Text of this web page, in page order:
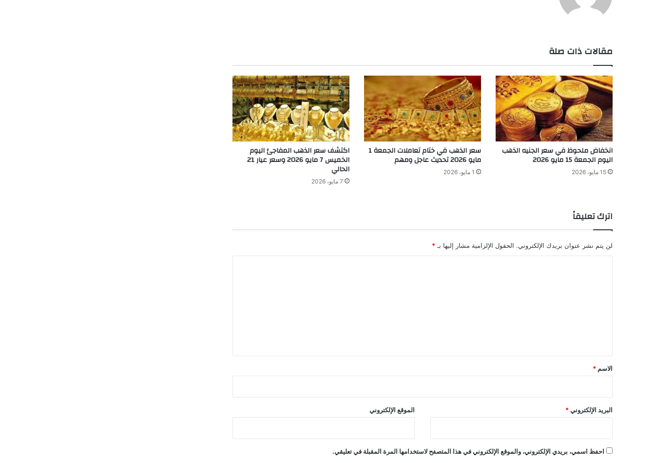
مقالات ذات صلة
انخفاض ملحوظ في سعر الجنيه الذهب
اليوم الجمعة 15 مايو 2026
15 مايو، 2026
سعر الذهب في ختام تعاملات الجمعة 1
مايو 2026 تحديث عاجل ومهم
1 مايو، 2026
اكتشف سعر الذهب المفاجئ اليوم
الخميس 7 مايو 2026 وسعر عيار 21
الحالي
7 مايو، 2026
اترك تعليقاً
لن يتم نشر عنوان بريدك الإلكتروني. الحقول الإلزامية مشار إليها بـ *
*
الاسم *
البريد الإلكتروني * الموقع الإلكتروني
احفظ اسمي، بريدي الإلكتروني، والموقع الإلكتروني في هذا المتصفح لاستخدامها المرة المقبلة في تعليقي.